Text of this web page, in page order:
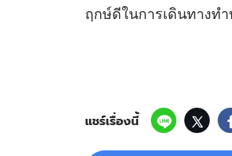
ฤกษ์ดีในการเดินท
แชร์เรื่องนี้